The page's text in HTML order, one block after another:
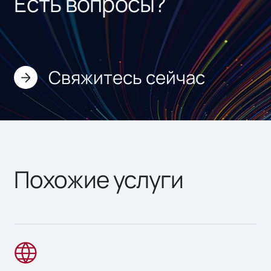
Обновление и улучшение.
Свяжитесь сейчас
Похожие услуги